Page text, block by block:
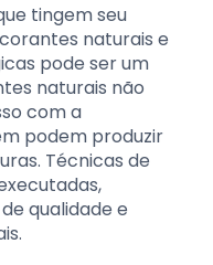
tingem seu
naturais e
pode ser um
naturais não
com a
podem produzir
Técnicas de
qualidade e